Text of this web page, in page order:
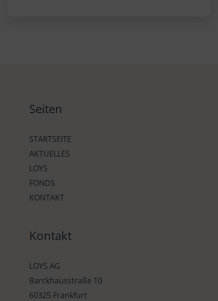
Seiten
STARTSEITE
AKTUELLES
LOYS
FONDS
KONTAKT
Kontakt
LOYS AG
Barckhausstraße 10
60325 Frankfurt